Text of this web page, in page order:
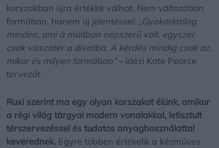
korszakban újra értékké válhat. Nem változatlan
formában, hanem új jelentéssel: „Gyakorlatilag
minden, ami a múltban népszerű volt, egyszer
csak visszatér a divatba. A kérdés mindig csak az,
mikor és milyen formában”– idézi Kate Pearce
tervezőt.
Ruxi szerint ma egy olyan korszakot élünk, amikor
a régi világ tárgyai modern vonalakkal, letisztult
térszervezéssel és tudatos anyaghasználattal
keverednek. Egyre többen értékelik a kézműves